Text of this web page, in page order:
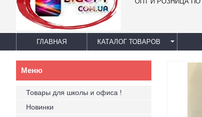
ГЛАВНАЯ КАТАЛОГ ТОВАРОВ
Товары для школы и офиса !
Новинки